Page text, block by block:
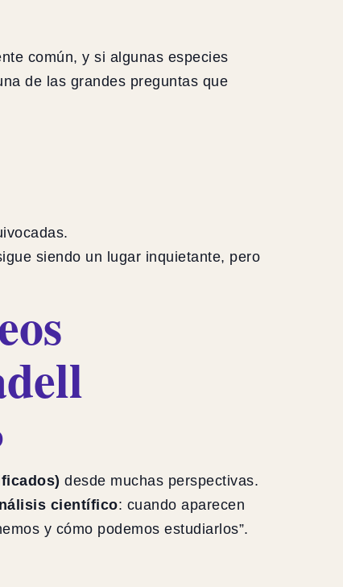
común, y si algunas especies
de las grandes preguntas que
siendo un lugar inquietante, pero
desde muchas perspectivas.
científico: cuando aparecen
y cómo podemos estudiarlos”.